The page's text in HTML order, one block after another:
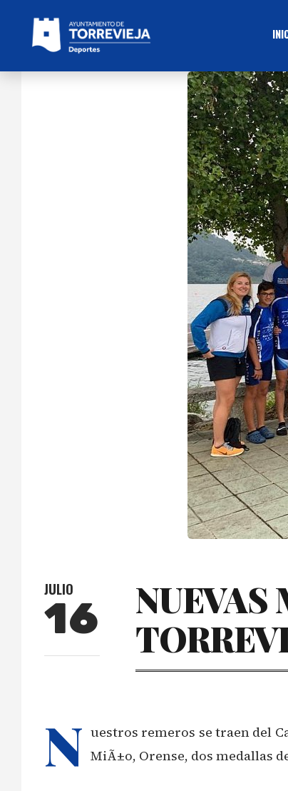
JULIO
16
NUEVAS
N uestros remeros se traen del
MiÃ±o, Orense, dos medallas